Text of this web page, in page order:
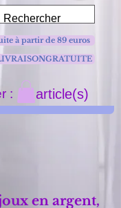
à partir de 89 euros
: article(s)
en argent,